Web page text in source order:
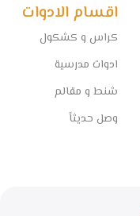
اقسام الادوات
كراس و كشكول
ادوات مدرسية
شنط و مقالم
وصل حديثاً